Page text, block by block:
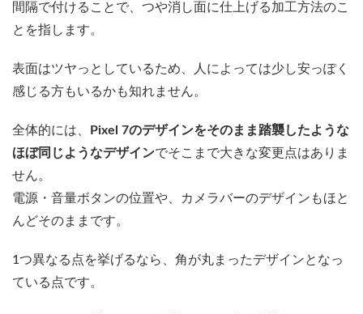
間隔で付けることで、つや消し面に仕上げる加工方法のこ
とを指します。
表面はツヤっとしているため、人によっては少し安っぽく
感じる方もいるかも知れません。
全体的には、
Pixel 7のデザインをそのまま踏襲したような
ほぼ同じようなデザインでそこまで大きな変更点はありま
せん。
電源・音量ボタンの位置や、カメラバーのデザインもほと
んどそのままです。
1つ異なる点を挙げるなら、角が丸まったデザインとなっ
ている点です。